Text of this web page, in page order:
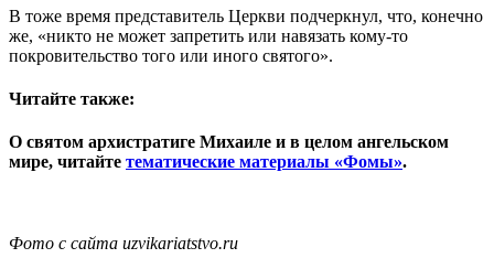
В тоже время представитель Церкви подчеркнул, что, конечно
же, «никто не может запретить или навязать кому-то
покровительство того или иного святого».
Читайте также:
О святом архистратиге Михаиле и в целом ангельском
мире, читайте тематические материалы «Фомы».
Фото с сайта uzvikariatstvo.ru